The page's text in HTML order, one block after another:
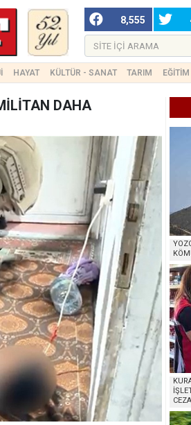
8,555
HAYAT KÜLTÜR - SANAT TARIM EĞİTİM
DAHA